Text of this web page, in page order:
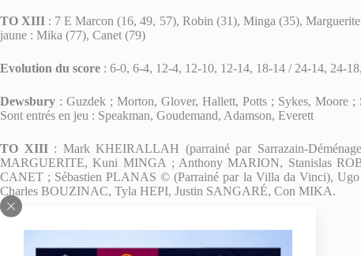
TO XIII : 7 E Marcon (16, 49, 57), Robin (31), Minga (35),
jaune : Mika (77), Canet (79)
Evolution du score : 6-0, 6-4, 12-4, 12-10, 12-14, 18-14 / 24-14, 24-
Dewsbury : Guzdek ; Morton, Glover, Hallett, Potts ; Sykes, Moore
Sont entrés en jeu : Speakman, Goudemand, Adamson, Everett
TO XIII: Mark KHEIRALLAH (parrainé par Sarrazain-
MARGUERITE, Kuni MINGA ; Anthony MARION, Stanislas
CANET ; Sébastien PLANAS © (Parrainé par la Villa da Vinci),
Charles BOUZINAC, Tyla HEPI, Justin SANGARÉ, Con MIKA.